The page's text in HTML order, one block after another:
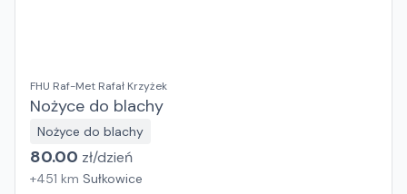
FHU Raf-Met Rafał Krzyżek
Nożyce do blachy
Nożyce do blachy
80.00 zł/dzień
+451 km Sułkowice